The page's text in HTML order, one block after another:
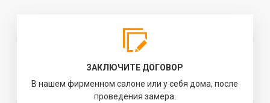
ЗАКЛЮЧИТЕ ДОГОВОР
В нашем фирменном салоне или у себя дома, после
проведения замера.